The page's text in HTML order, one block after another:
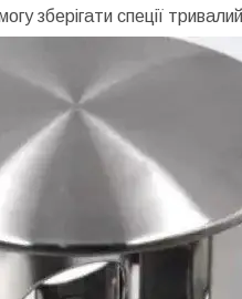
зберігати спеції